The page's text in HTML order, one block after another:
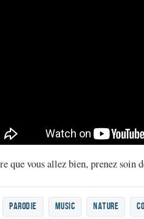
que vous allez bien, prenez soin
parodie music nature